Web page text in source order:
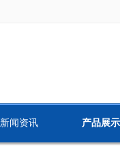
新闻资讯 产品展示